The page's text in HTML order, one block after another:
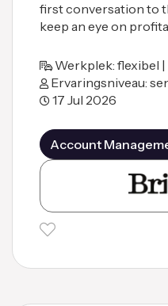
first conversation to
keep an eye on
Werkplek: flexibel |
Ervaringsniveau:
17 Jul 2026
Account